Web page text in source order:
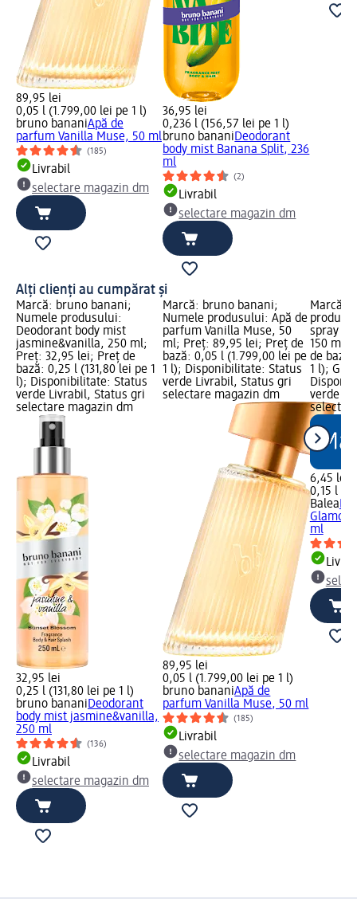
89,95 lei
0,05 l (1.799,00 lei pe 1 l)
bruno bananiApă de
parfum Vanilla Muse, 50 ml
(185)
Livrabil
selectare magazin dm
36,95 lei
0,236 l (156,57 lei pe 1 l)
bruno bananiDeodorant
body mist Banana Split, 236
ml
(2)
Livrabil
selectare magazin dm
Alți clienți au cumpărat și
Marcă: bruno banani;
Numele produsului:
Deodorant body mist
jasmine&vanilla, 250 ml;
Preț: 32,95 lei; Preț de
bază: 0,25 l (131,80 lei pe 1
l); Disponibilitate: Status
verde Livrabil, Status gri
selectare magazin dm
32,95 lei
0,25 l (131,80 lei pe 1 l)
bruno bananiDeodorant
body mist jasmine&vanilla,
250 ml
(136)
Livrabil
selectare magazin dm
Marcă: bruno banani;
Numele produsului: Apă de
parfum Vanilla Muse, 50
ml; Preț: 89,95 lei; Preț de
bază: 0,05 l (1.799,00 lei pe
1 l); Disponibilitate: Status
verde Livrabil, Status gri
selectare magazin dm
89,95 lei
0,05 l (1.799,00 lei pe 1 l)
bruno bananiApă de
parfum Vanilla Muse, 50 ml
(185)
Livrabil
selectare magazin dm
Marcă:
spray
150 ml;
de
1 l);
verde
6,45 lei
0,15 l
Balea
ml